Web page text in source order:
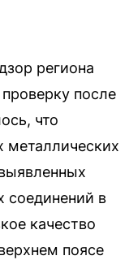
региона
после
что
соединений в
качество
поясе